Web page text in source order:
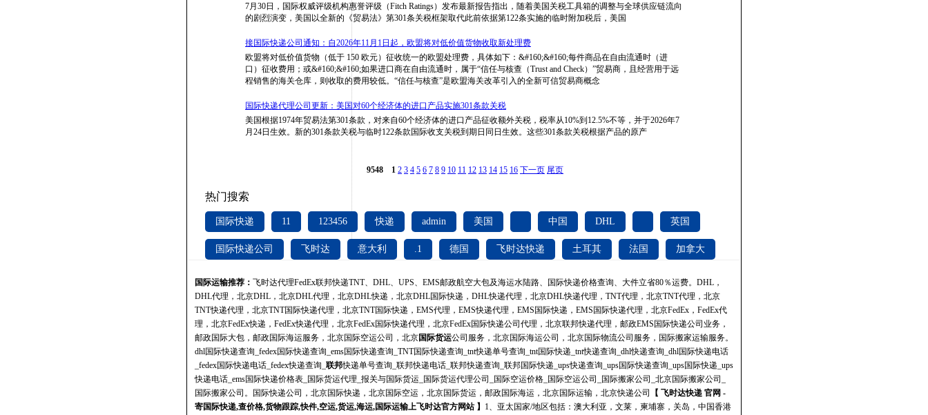
7月30日，国际权威评级机构惠誉评级（Fitch Ratings）发布最新报告指出，随着美国关税工具箱的调整与全球供应链流向
的剧烈演变，美国以全新的《贸易法》第301条关税框架取代此前依据第122条实施的临时附加税后，美国
接国际快递公司通知：自2026年11月1日起，欧盟将对低价值货物收取新处理费
欧盟将对低价值货物（低于 150 欧元）征收统一的欧盟处理费，具体如下：&#160;&#160;每件商品在自由流通时（进
口）征收费用；或&#160;&#160;如果进口商在自由流通时，属于“信任与核查（Trust and Check）”贸易商，且经营用于远
程销售的海关仓库，则收取的费用较低。“信任与核查”是欧盟海关改革引入的全新可信贸易商概念
国际快递代理公司更新：美国对60个经济体的进口产品实施301条款关税
美国根据1974年贸易法第301条款，对来自60个经济体的进口产品征收额外关税，税率从10%到12.5%不等，并于2026年7
月24日生效。新的301条款关税与临时122条款国际收支关税到期日同日生效。这些301条款关税根据产品的原产
9548 1 2 3 4 5 6 7 8 9 10 11 12 13 14 15 16 下一页 尾页
热门搜索
国际快递 11 123456 快递 admin 美国 中国 DHL 英国
国际快递公司 飞时达 意大利 .1 德国 飞时达快递 土耳其 法国 加拿大
国际运输推荐： 飞时达代理FedEx联邦快递TNT、DHL、UPS、EMS邮政航空大包及海运水陆路、 国际快递价格查询、大件立省80％运费。 DHL ，
DHL代理，北京DHL，北京DHL代理，北京DHL快递，北京DHL国际快递，DHL快递代理，北京DHL快递代理，TNT代理，北京TNT代理，北京
TNT快递代理，北京TNT国际快递代理，北京TNT国际快递， EMS代理，EMS快递代理，EMS国际快递，EMS国际快递代理，北京FedEx，FedEx代
理，北京FedEx快递，FedEx快递代理，北京FedEx国际快递代理，北京FedEx国际快递公司代理，北京联邦快递代理，邮政EMS国际快递公司业务，
邮政国际大包，邮政国际海运服务，北京国际空运公司，北京国际货运公司服务，北京国际海运公司，北京国际物流公司服务，国际搬家运输服务。
dhl国际快递查询_fedex国际快递查询_ems国际快递查询_TNT国际快递查询_tnt快递单号查询_tnt国际快递_tnt快递查询_dhl快递查询_dhl国际快递电话
_fedex国际快递电话_fedex快递查询_ 联邦快递单号查询_联邦快递电话_联邦快递查询_联邦国际快递 _ups快递查询_ups国际快递查询_ups国际快递_ups
快递电话_ems国际快递价格表_国际货运代理_报关与国际货运_国际货运代理公司_国际空运价格_国际空运公司_国际搬家公司_北京国际搬家公司_
国际搬家公司。国际快递公司，北京国际快递，北京国际空运，北京国际货运，邮政国际海运，北京国际运输，北京快递公司
【 飞时达快递 官网 -
寄国际快递,查价格,货物跟踪,快件,空运,货运,海运,国际运输上飞时达官方网站 】 1、亚太国家/地区包括：澳大利亚，文莱，柬埔寨，关岛，中国香港